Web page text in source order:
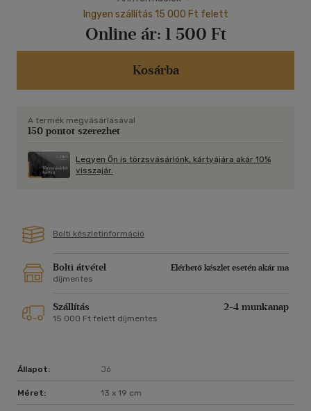
Így körbe-körbe, irodalomból irodalomba, körből magyarba.
Aha, maci, akkor ez egy ilyen ország mostanában. Kezünkben
ketté törik a nyalóka. Lécci, ne szórcsizz, adj egy pézsét. Itt
csak a dezskák futnak vagy a csöcsbombázók. Bocsika. Csá.
Tök mindegy. Az a kibaszott kurva ártatlanság, ahol a költő
ez? Csak karikatúrák volnánk, csak a kor imbecilis gyermekei?
Ez legalábbis kérdéses. Másrészt viszont nem feledhető, hogy
mindegyik szereplőnek van egy pillanata, amikor majdnem
sírva fakad. Az őszinteség, a magány, a megaláztatás és
tehetetlenség pillanata. Az ezer sírás országa.
Ingyen szállítás 15 000 Ft felett
Online ár: 1 500 Ft
Kosárba
A termék megvásárlásával
150 pontot szerezhet
Legyen Ön is törzsvásárlónk, kártyájára akár 10%
visszajár.
Bolti készletinformáció
Bolti átvétel
Elérhető készlet esetén akár ma
díjmentes
Szállítás 2-4 munkanap
15 000 Ft felett díjmentes
Állapot: Jó
Méret: 13 x 19 cm